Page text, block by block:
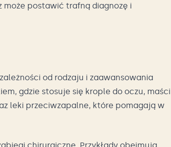
postawić trafną diagnozę i
od rodzaju i zaawansowania
gdzie stosuje się krople do oczu, maści
leki przeciwzapalne, które pomagają w